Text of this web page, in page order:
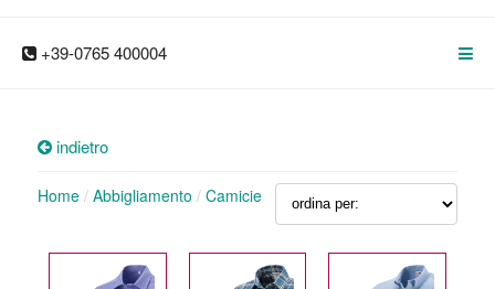
+39-0765 400004
indietro
Home/ Abbigliamento / Camicie